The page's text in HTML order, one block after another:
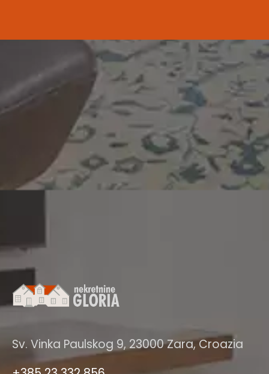
Sv. Vinka Paulskog 9, 23000 Zara, Croazia